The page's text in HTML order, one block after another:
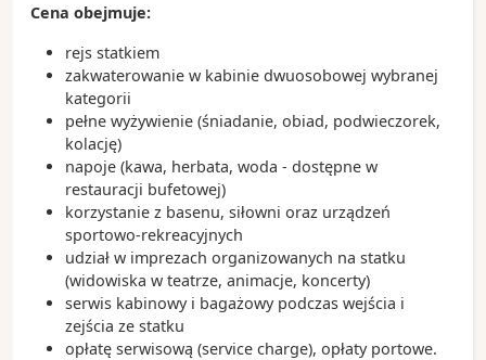
połączonych siecią kanałów i około 400 mostów
W historycznym centrum miasta nie poruszają się
samochody – głównym środkiem transportu są
łodzie, gondole i tzw. tramwaje wodne/ wodne
taksówki
Co roku odbywa się tu słynny Karnawał Wenecki,
znany z bogato zdobionych masek i kostiumów
Wyspa Murano od XIII wieku słynie z produkcji
szkła artystycznego, które jest eksportowane na
cały świat.
Cena obejmuje:
rejs statkiem
zakwaterowanie w kabinie dwuosobowej wybranej
kategorii
pełne wyżywienie (śniadanie, obiad, podwieczorek,
kolację)
napoje (kawa, herbata, woda - dostępne w
restauracji bufetowej)
korzystanie z basenu, siłowni oraz urządzeń
sportowo-rekreacyjnych
udział w imprezach organizowanych na statku
(widowiska w teatrze, animacje, koncerty)
serwis kabinowy i bagażowy podczas wejścia i
zejścia ze statku
opłatę serwisową (service charge), opłaty portowe.